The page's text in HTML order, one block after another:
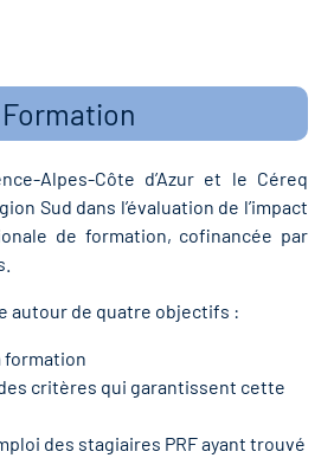
Formation
Alpes-Côte d’Azur et le Céreq
Sud dans l’évaluation de l’impact
de formation, cofinancée par
autour de quatre objectifs :
formation
critères qui garantissent cette
des stagiaires PRF ayant trouvé